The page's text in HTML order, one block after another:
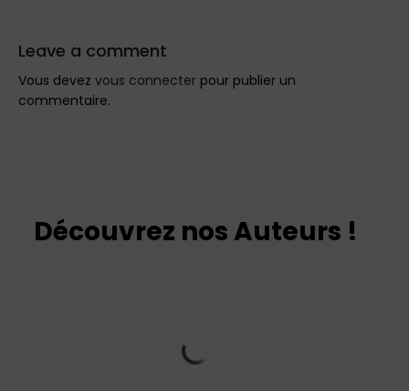
Leave a comment
Vous devez vous connecter pour publier un
commentaire.
Découvrez nos Auteurs !